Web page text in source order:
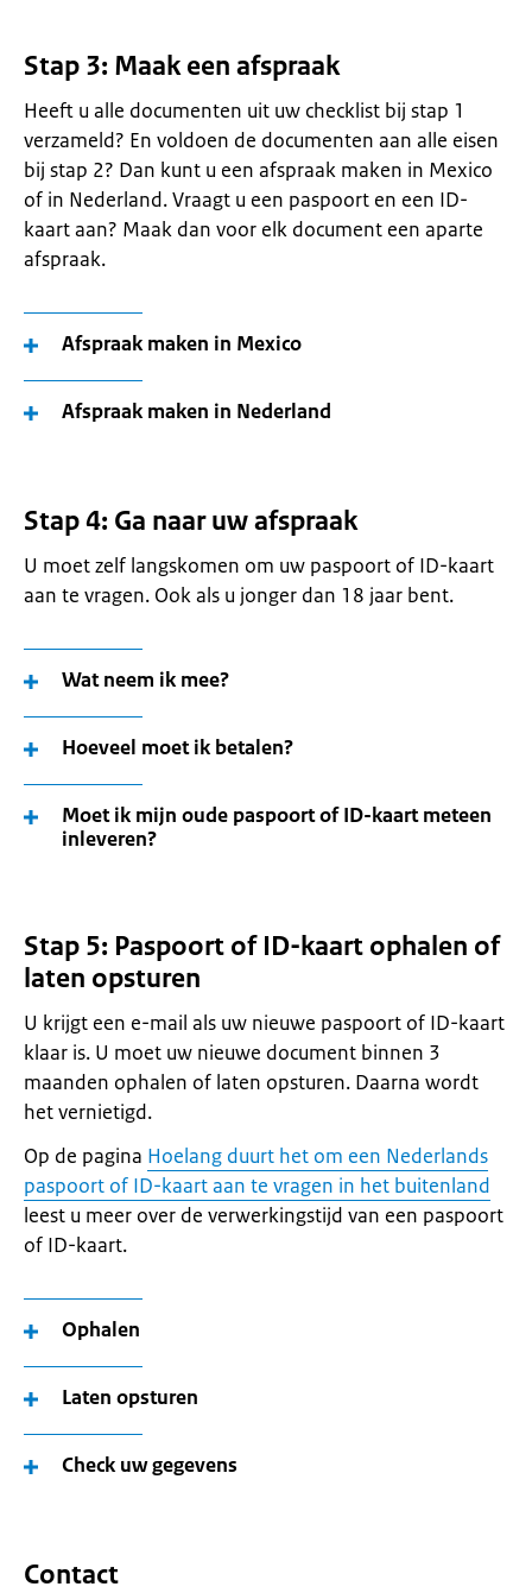
Stap 3: Maak een afspraak
Heeft u alle documenten uit uw checklist bij stap 1
verzameld? En voldoen de documenten aan alle eisen
bij stap 2? Dan kunt u een afspraak maken in Mexico
of in Nederland. Vraagt u een paspoort en een ID-
kaart aan? Maak dan voor elk document een aparte
afspraak.
Afspraak maken in Mexico
Afspraak maken in Nederland
Stap 4: Ga naar uw afspraak
U moet zelf langskomen om uw paspoort of ID-kaart
aan te vragen. Ook als u jonger dan 18 jaar bent.
Wat neem ik mee?
Hoeveel moet ik betalen?
Moet ik mijn oude paspoort of ID-kaart meteen
inleveren?
Stap 5: Paspoort of ID-kaart ophalen of
laten opsturen
U krijgt een e-mail als uw nieuwe paspoort of ID-kaart
klaar is. U moet uw nieuwe document binnen 3
maanden ophalen of laten opsturen. Daarna wordt
het vernietigd.
Op de pagina Hoelang duurt het om een Nederlands
paspoort of ID-kaart aan te vragen in het buitenland
leest u meer over de verwerkingstijd van een paspoort
of ID-kaart.
Ophalen
Laten opsturen
Check uw gegevens
Contact